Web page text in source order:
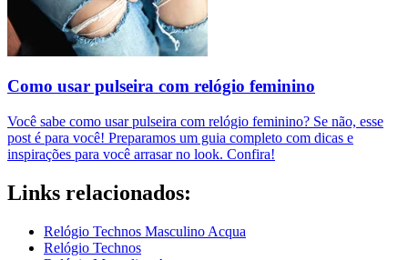
Como usar pulseira com relógio feminino
Você sabe como usar pulseira com relógio feminino? Se não, esse
post é para você! Preparamos um guia completo com dicas e
inspirações para você arrasar no look. Confira!
Links relacionados:
Relógio Technos Masculino Acqua
Relógio Technos